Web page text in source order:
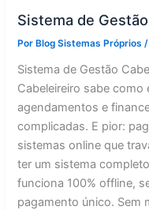
Sistema de
PorBlog Sistemas Próprios
Sistema de Gestão
Cabeleireiro sabe como
agendamentos e
complicadas. E pior:
sistemas online que
ter um sistema
funciona 100% offline,
pagamento único. Sem